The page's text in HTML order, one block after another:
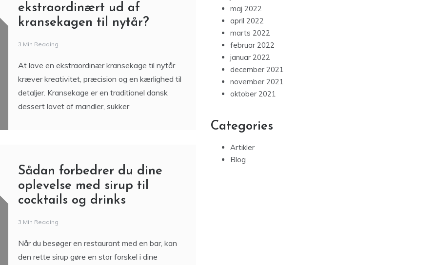
ekstraordinært ud af
kransekagen til nytår?
3 Min Reading
At lave en ekstraordinær kransekage til nytår
kræver kreativitet, præcision og en kærlighed til
detaljer. Kransekage er en traditionel dansk
dessert lavet af mandler, sukker
Sådan forbedrer du dine
oplevelse med sirup til
cocktails og drinks
3 Min Reading
Når du besøger en restaurant med en bar, kan
den rette sirup gøre en stor forskel i dine
maj 2022
april 2022
marts 2022
februar 2022
januar 2022
december 2021
november 2021
oktober 2021
Categories
Artikler
Blog